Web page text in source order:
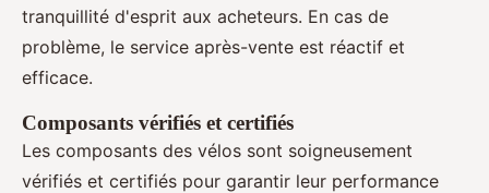
tranquillité d'esprit aux acheteurs. En cas de
problème, le service après-vente est réactif et
efficace.
Composants vérifiés et certifiés
Les composants des vélos sont soigneusement
vérifiés et certifiés pour garantir leur performance